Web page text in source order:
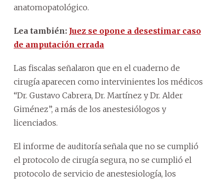
anatomopatológico.
Lea también: Juez se opone a desestimar caso
de amputación errada
Las fiscalas señalaron que en el cuaderno de
cirugía aparecen como intervinientes los médicos
“Dr. Gustavo Cabrera, Dr. Martínez y Dr. Alder
Giménez”, a más de los anestesiólogos y
licenciados.
El informe de auditoría señala que no se cumplió
el protocolo de cirugía segura, no se cumplió el
protocolo de servicio de anestesiología, los